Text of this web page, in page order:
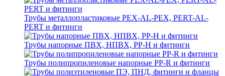
Трубы металлопластиковые PEX-AL-PEX, PERT-AL-
PERT и фитинги
Трубы напорные ПВХ, НПВХ, PP-H и фитинги
Трубы полипропиленовые напорные PP-R и фитинги